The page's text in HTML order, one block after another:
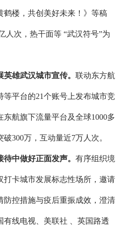
鹤楼，共创美好未来！》等稿
人次，热干面等 “武汉符号”为
雄武汉城市宣传。 联动东方航
等平台的21个账号上发布城市竞
航旗下流量平台及全球1000多
300万，互动量近7万人次。
待中做好正面发声。 有序组织境
打卡城市发展标志性场所，邀请
防控措施与疫后重振成效，澄清
有线电视、美联社 、英国路透